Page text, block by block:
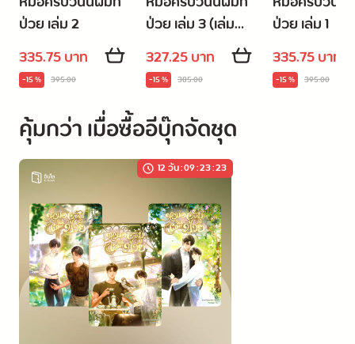
ป่วย เล่ม 2
335.75 บาท
-15 % 395.00
ป่วย เล่ม 3 (เล่ม
จบ)
327.25 บาท
-15 % 385.00
ป่วย เล่ม 1
335.75 บาท
-15 % 395.00
คุ้มกว่า เมื่อซื้ออีบุ๊กจัดชุด
12 วัน:09:23:22